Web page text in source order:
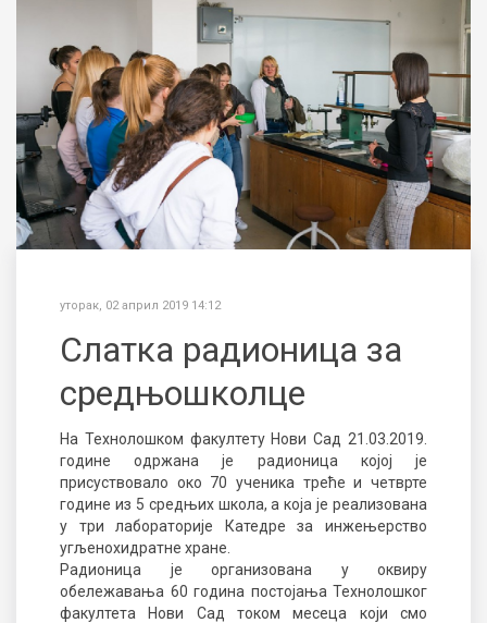
уторак, 02 април 2019 14:12
Слатка радионица за
средњошколце
На Технолошком факултету Нови Сад 21.03.2019.
године одржана је радионица којој је
присуствовало око 70 ученика треће и четврте
године из 5 средњих школа, а која је реализована
у три лабораторије Катедре за инжењерство
угљенохидратне хране.
Радионица је организована у оквиру
обележавања 60 година постојања Технолошког
факултета Нови Сад током месеца који смо